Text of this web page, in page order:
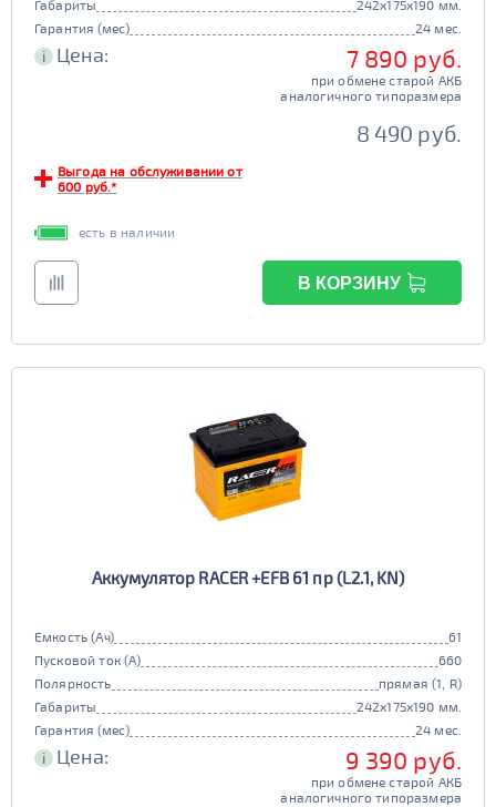
Габариты
242x175x190 мм.
Гарантия (мес)
24 мес.
i Цена: 7 890 руб.
при обмене старой АКБ
аналогичного типоразмера
8 490 руб.
Выгода на обслуживании от
600 руб.*
есть в наличии
В КОРЗИНУ
Аккумулятор RACER +EFB 61 пр (L2.1, KN)
Емкость (Ач)
61
Пусковой ток (А)
660
Полярность
прямая (1, R)
Габариты
242x175x190 мм.
Гарантия (мес)
24 мес.
i Цена: 9 390 руб.
при обмене старой АКБ
аналогичного типоразмера